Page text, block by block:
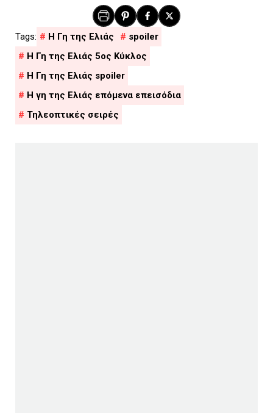
H Γη της Ελιάς
spoiler
Η Γη της Ελιάς 5ος Κύκλος
Η Γη της Ελιάς spoiler
Η γη της Ελιάς επόμενα επεισόδια
Τηλεοπτικές σειρές